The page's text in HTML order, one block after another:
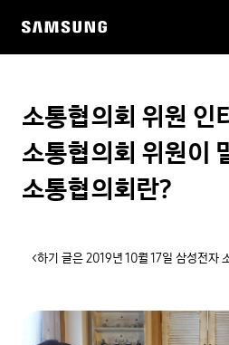
소통협의회 위원
소통협의회 위원이
소통협의회란?
<하기 글은 2019년 10월 17일 삼성전자